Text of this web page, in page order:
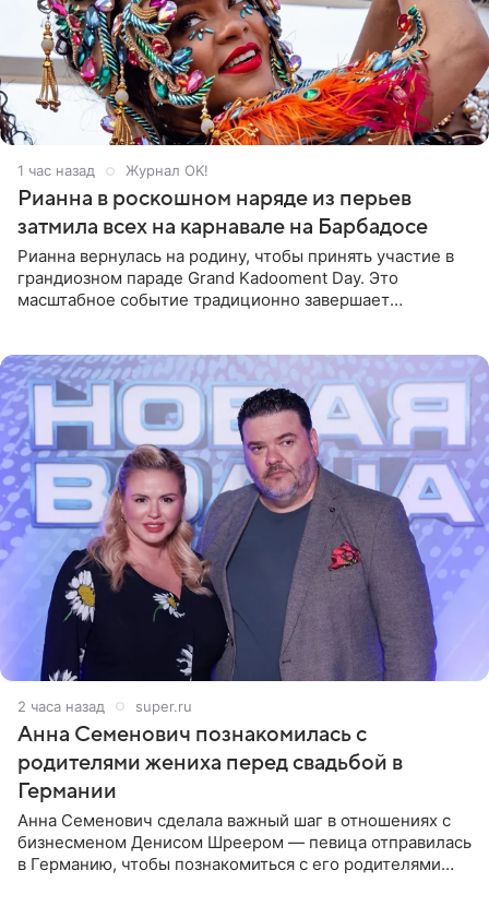
1 час назад Журнал OK!
Рианна в роскошном наряде из перьев
затмила всех на карнавале на Барбадосе
Рианна вернулась на родину, чтобы принять участие в
грандиозном параде Grand Kadooment Day. Это
масштабное событие традиционно завершает
2 часа назад super.ru
Анна Семенович познакомилась с
родителями жениха перед свадьбой в
Германии
Анна Семенович сделала важный шаг в отношениях с
бизнесменом Денисом Шреером — певица отправилась
в Германию, чтобы познакомиться с его родителями